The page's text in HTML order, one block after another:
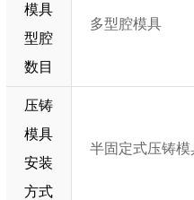
模具
型腔
数目
多型腔模具
压铸
模具
安装
方式
半固定式压铸模